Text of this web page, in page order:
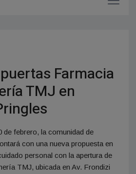
Farmacia
TMJ en
de febrero, la comunidad de
con una nueva propuesta en
personal con la apertura de
TMJ, ubicada en Av. Frondizi